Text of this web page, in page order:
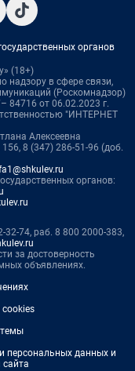
органов
(18+)
надзору в сфере связи,
(Роскомнадзор)
от 06.02.2023 г.
"ИНТЕРНЕТ
Алексеевна
8 (347) 286-51-96 (доб.
органов:
74, раб. 8 800 2000-383,
за достоверность
объявлениях.
персональных данных и